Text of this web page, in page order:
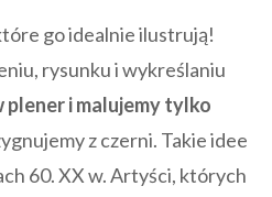
go idealnie ilustrują!
rysunku i wykreślaniu
plener i malujemy tylko
z czerni. Takie idee
60. XX w. Artyści, których